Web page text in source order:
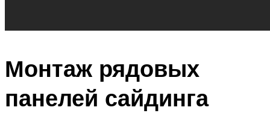
Монтаж рядовых
панелей сайдинга